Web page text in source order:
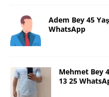
Adem Bey 45
WhatsApp
Mehmet Bey
13 25